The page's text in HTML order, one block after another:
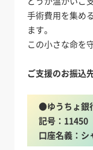
手術費用を集め
ます。
この小さな命を
ご支援のお振込
●ゆうちょ銀
記号：
口座名義：シ